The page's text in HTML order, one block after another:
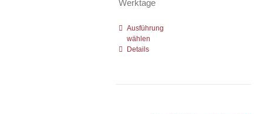
Werktage
Ausführung
wählen
Details